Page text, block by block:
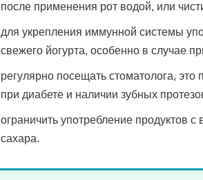
после применения рот водой, или
для укрепления иммунной системы
свежего йогурта, особенно в случае
регулярно посещать стоматолога,
при диабете и наличии зубных
ограничить употребление продуктов
сахара.